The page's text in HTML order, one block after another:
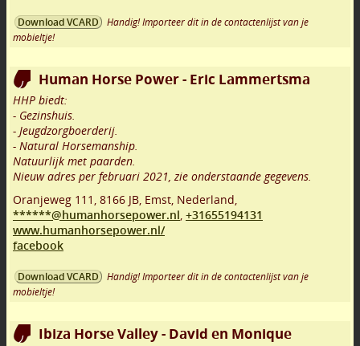
Download VCARD
Handig! Importeer dit in de contactenlijst van je
mobieltje!
Human Horse Power - Eric Lammertsma
HHP biedt:
- Gezinshuis.
- Jeugdzorgboerderij.
- Natural Horsemanship.
Natuurlijk met paarden.
Nieuw adres per februari 2021, zie onderstaande gegevens.
Oranjeweg 111 , 8166 JB, Emst, Nederland,
******@humanhorsepower.nl, +31655194131
www.humanhorsepower.nl/
facebook
Download VCARD
Handig! Importeer dit in de contactenlijst van je
mobieltje!
Ibiza Horse Valley - David en Monique